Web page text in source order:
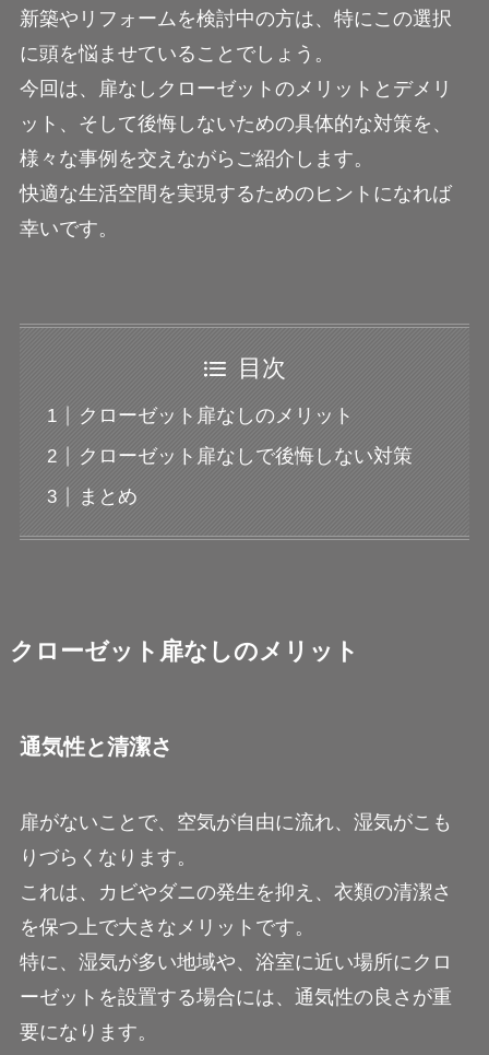
新築やリフォームを検討中の方は、特にこの選択
に頭を悩ませていることでしょう。
今回は、扉なしクローゼットのメリットとデメリ
ット、そして後悔しないための具体的な対策を、
様々な事例を交えながらご紹介します。
快適な生活空間を実現するためのヒントになれば
幸いです。
目次
クローゼット扉なしのメリット
クローゼット扉なしで後悔しない対策
まとめ
クローゼット扉なしのメリット
通気性と清潔さ
扉がないことで、空気が自由に流れ、湿気がこも
りづらくなります。
これは、カビやダニの発生を抑え、衣類の清潔さ
を保つ上で大きなメリットです。
特に、湿気が多い地域や、浴室に近い場所にクロ
ーゼットを設置する場合には、通気性の良さが重
要になります。